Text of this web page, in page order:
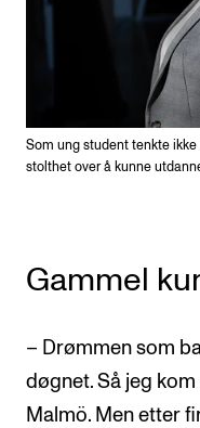
Som ung student tenkte
stolthet over å kunne
Gammel
– Drømmen som
døgnet. Så jeg
Malmö. Men etter